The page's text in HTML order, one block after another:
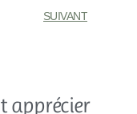
SUIVANT
apprécier